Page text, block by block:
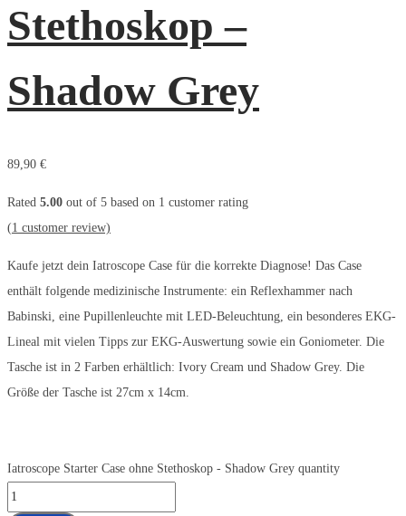
Stethoskop –
Shadow Grey
89,90 €
Rated 5.00 out of 5 based on 1 customer rating
(1 customer review)
Kaufe jetzt dein Iatroscope Case für die korrekte Diagnose! Das Case
enthält folgende medizinische Instrumente: ein Reflexhammer nach
Babinski, eine Pupillenleuchte mit LED-Beleuchtung, ein besonderes EKG-
Lineal mit vielen Tipps zur EKG-Auswertung sowie ein Goniometer. Die
Tasche ist in 2 Farben erhältlich: Ivory Cream und Shadow Grey. Die
Größe der Tasche ist 27cm x 14cm.
Iatroscope Starter Case ohne Stethoskop - Shadow Grey quantity